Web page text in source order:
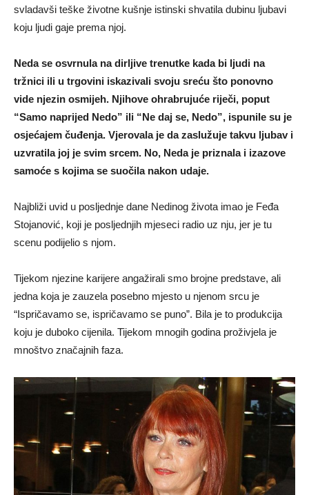
svladavši teške životne kušnje istinski shvatila dubinu ljubavi
koju ljudi gaje prema njoj.
Neda se osvrnula na dirljive trenutke kada bi ljudi na
tržnici ili u trgovini iskazivali svoju sreću što ponovno
vide njezin osmijeh. Njihove ohrabrujuće riječi, poput
“Samo naprijed Nedo” ili “Ne daj se, Nedo”, ispunile su je
osjećajem čuđenja. Vjerovala je da zaslužuje takvu ljubav i
uzvratila joj je svim srcem. No, Neda je priznala i izazove
samoće s kojima se suočila nakon udaje.
Najbliži uvid u posljednje dane Nedinog života imao je Feđa
Stojanović, koji je posljednjih mjeseci radio uz nju, jer je tu
scenu podijelio s njom.
Tijekom njezine karijere angažirali smo brojne predstave, ali
jedna koja je zauzela posebno mjesto u njenom srcu je
“Ispričavamo se, ispričavamo se puno”. Bila je to produkcija
koju je duboko cijenila. Tijekom mnogih godina proživjela je
mnoštvo značajnih faza.